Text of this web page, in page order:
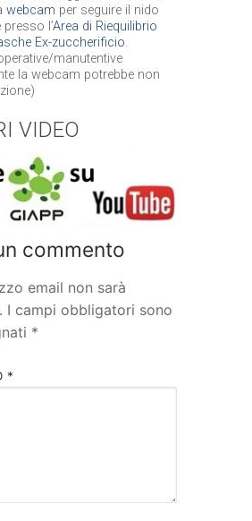
webcam per seguire il nido
l’Area di Riequilibrio
Ex-zuccherificio.
manutentive
la webcam potrebbe non
VIDEO
commento
email non sarà
I campi obbligatori sono
*
*